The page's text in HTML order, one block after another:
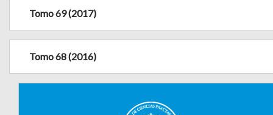
Tomo 69 (2017)
Tomo 68 (2016)